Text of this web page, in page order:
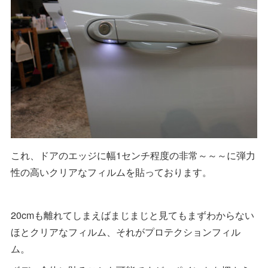
これ、ドアのエッジに幅1センチ程度の非常～～～に弾力
性の高いクリアなフィルムを貼っております。
20cmも離れてしまえばまじまじと見てもまずわからない
ほとクリアなフィルム、それがプロテクションフィル
ム。